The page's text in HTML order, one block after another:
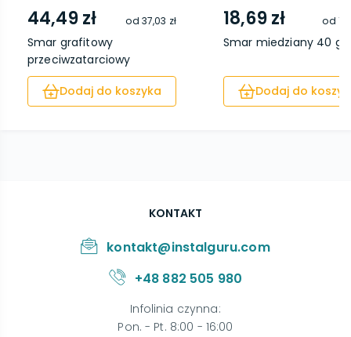
44,49 zł od 37,03 zł
Smar grafitowy
przeciwzatarciowy
DUOSPRA...
Dodaj do koszyka
18,69 zł od
Smar miedziany 40 g
Dodaj do
KONTAKT
kontakt@instalguru.com
+48 882 505 980
Infolinia czynna:
Pon. - Pt. 8:00 - 16:00